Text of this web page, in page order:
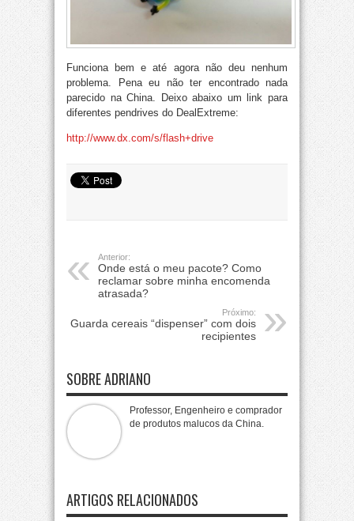
Funciona bem e até agora não deu nenhum
problema. Pena eu não ter encontrado nada
parecido na China. Deixo abaixo um link para
diferentes pendrives do DealExtreme:
http://www.dx.com/s/flash+drive
Anterior:
Onde está o meu pacote? Como
reclamar sobre minha encomenda
atrasada?
Próximo:
Guarda cereais “dispenser” com dois
recipientes
SOBRE ADRIANO
Professor, Engenheiro e comprador
de produtos malucos da China.
ARTIGOS RELACIONADOS